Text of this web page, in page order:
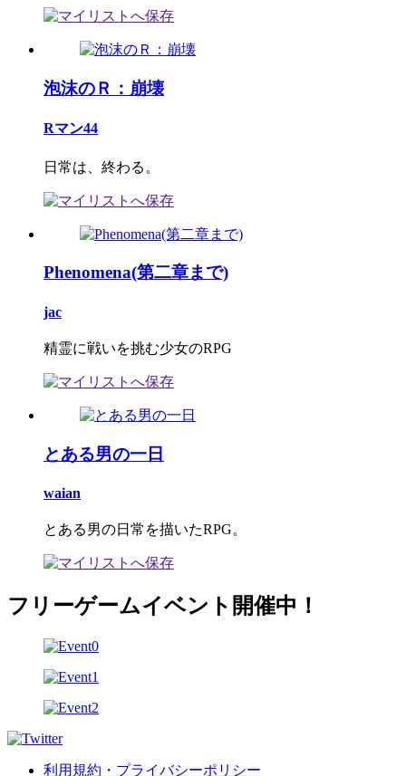
泡沫のＲ：崩壊
Rマン44
日常は、終わる。
Phenomena(第二章まで)
jac
精霊に戦いを挑む少女のRPG
とある男の一日
waian
とある男の日常を描いたRPG。
フリーゲームイベント開催中！
利用規約・プライバシーポリシー